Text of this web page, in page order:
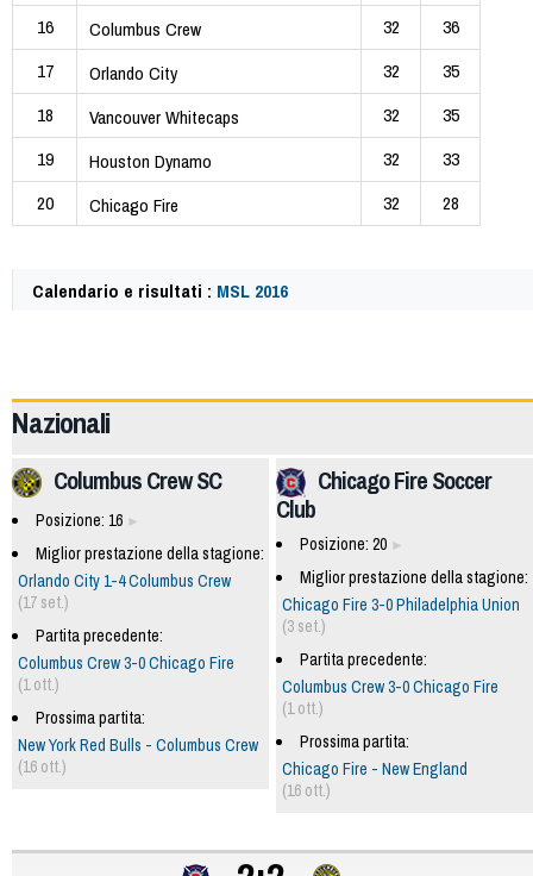
16
Columbus Crew 32
36
17
Orlando City 32
35
18
Vancouver Whitecaps 32
35
19
Houston Dynamo 32
33
20
Chicago Fire 32 28
Calendario e risultati : MSL 2016
Nazionali
Chicago Fire Soccer
Club
Posizione: 20
Miglior prestazione della stagione:
Chicago Fire 3-0 Philadelphia Union
(3 set.)
Partita precedente:
Columbus Crew 3-0 Chicago Fire
(1 ott.)
Prossima partita:
Chicago Fire - New England
(16 ott.)
Columbus Crew SC
Posizione: 16
Miglior prestazione della stagione:
Orlando City 1-4 Columbus Crew
(17 set.)
Partita precedente:
Columbus Crew 3-0 Chicago Fire
(1 ott.)
Prossima partita:
New York Red Bulls - Columbus Crew
(16 ott.)